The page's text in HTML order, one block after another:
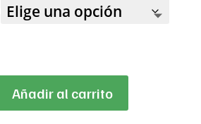
Añadir al carrito